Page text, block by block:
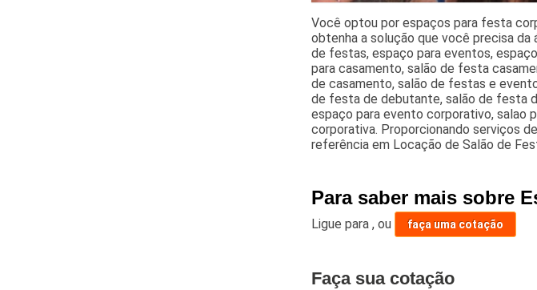
Você optou por espaços para festa
obtenha a solução que você precisa
de festas, espaço para eventos,
para casamento, salão de festa
de casamento, salão de festas e
de festa de debutante, salão de festa
espaço para evento corporativo, salao
corporativa. Proporcionando serviços
referência em Locação de Salão de
Para saber mais sobre
Ligue para,ou faça uma cotação
Faça sua cotação